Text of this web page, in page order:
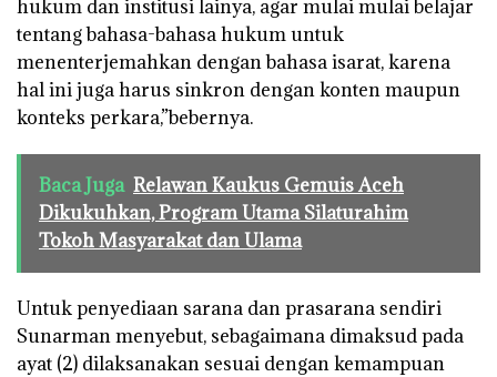
hukum dan institusi lainya, agar mulai mulai belajar
tentang bahasa-bahasa hukum untuk
menenterjemahkan dengan bahasa isarat, karena
hal ini juga harus sinkron dengan konten maupun
konteks perkara,”bebernya.
Baca Juga Relawan Kaukus Gemuis Aceh
Dikukuhkan, Program Utama Silaturahim
Tokoh Masyarakat dan Ulama
Untuk penyediaan sarana dan prasarana sendiri
Sunarman menyebut, sebagaimana dimaksud pada
ayat (2) dilaksanakan sesuai dengan kemampuan